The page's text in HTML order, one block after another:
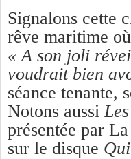
Signalons cette
rêve maritime
« A son joli
voudrait bien
séance tenante,
Notons aussi
présentée par
sur le disque